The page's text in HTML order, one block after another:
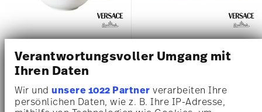
Verantwortungsvoller Umgang mit
Ihren Daten
Wir undunsere 1022 Partner verarbeiten Ihre
persönlichen Daten, wie z. B. Ihre IP-Adresse,
VERSACE KIDS BAROCCO BLUE
Kinderset 3-tlg.
395,00 €
VERSACE KIDS BAROCCO ROSE
495,00 €